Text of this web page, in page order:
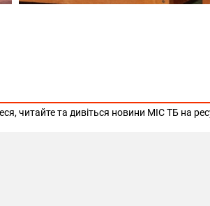
читайте та дивіться новини МІС ТБ на